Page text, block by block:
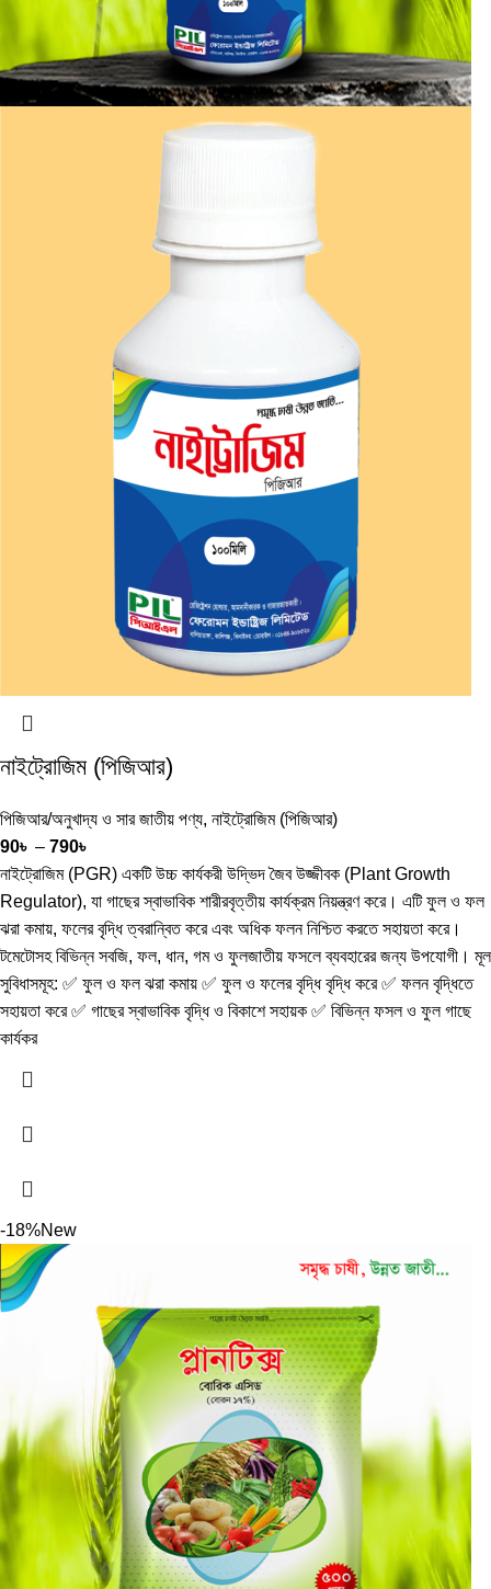
নাইট্রোজিম (পিজিআর)
পিজিআর/অনুখাদ্য ও সার জাতীয় পণ্য, নাইট্রোজিম (পিজিআর)
90৳ – 790৳
নাইট্রোজিম (PGR) একটি উচ্চ কার্যকরী উদ্ভিদ জৈব উজ্জীবক (Plant Growth
Regulator), যা গাছের স্বাভাবিক শারীরবৃত্তীয় কার্যক্রম নিয়ন্ত্রণ করে। এটি ফুল ও ফল
ঝরা কমায়, ফলের বৃদ্ধি ত্বরান্বিত করে এবং অধিক ফলন নিশ্চিত করতে সহায়তা করে।
টমেটোসহ বিভিন্ন সবজি, ফল, ধান, গম ও ফুলজাতীয় ফসলে ব্যবহারের জন্য উপযোগী। মূল
সুবিধাসমূহ: ✅ ফুল ও ফল ঝরা কমায় ✅ ফুল ও ফলের বৃদ্ধি বৃদ্ধি করে ✅ ফলন বৃদ্ধিতে
সহায়তা করে ✅ গাছের স্বাভাবিক বৃদ্ধি ও বিকাশে সহায়ক ✅ বিভিন্ন ফসল ও ফুল গাছে
কার্যকর
-18%New